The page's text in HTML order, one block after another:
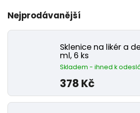
Nejprodávanější
Sklenice na likér a
ml, 6 ks
Skladem - ihned k
378 Kč